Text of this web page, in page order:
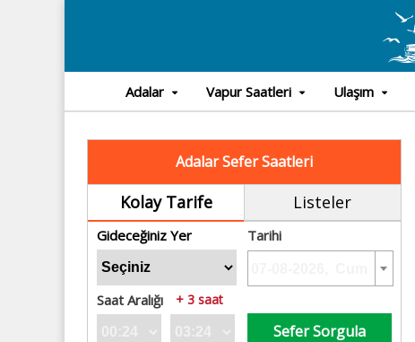
Adalar Vapur Saatleri Ulaşım
Adalar Sefer Saatleri
Kolay Tarife Listeler
Gideceğiniz Yer Tarihi
Saat Aralığı + 3 saat
Sefer Sorgula